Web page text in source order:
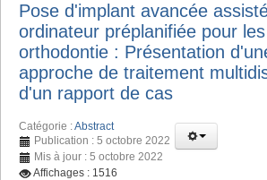
Pose d'implant avancée
ordinateur préplanifiée pour
orthodontie : Présentation
approche de traitement
d'un rapport de cas
Catégorie :Abstract
Publication : 5 octobre 2022
Mis à jour : 5 octobre 2022
Affichages : 1516